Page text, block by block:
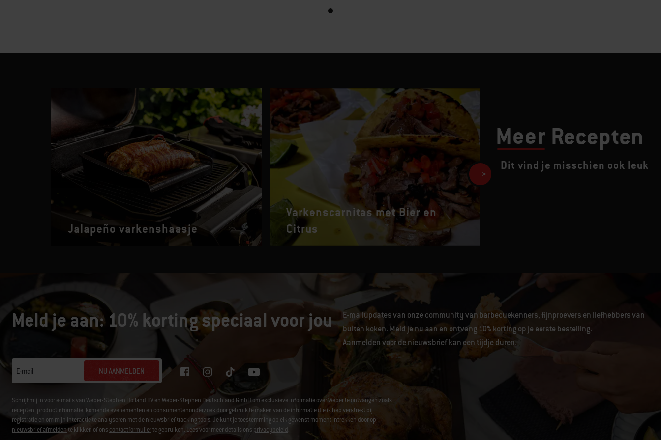
Meer Recepten
Dit vind je misschien ook leuk
Jalapeño varkenshaasje
Varkenscarnitas met Bier en
Citrus
Meld je aan: 10% korting speciaal voor jou
E-mailupdates van onze community van barbecuekenners, fijnproevers en liefhebbers van
buiten koken. Meld je nu aan en ontvang 10% korting op je eerste bestelling.
Aanmelden voor de nieuwsbrief kan een tijdje duren.
E-mail NU AANMELDEN
Schrijf mij in voor e-mails van Weber-Stephen Holland BV en Weber-Stephen Deutschland GmbH om exclusieve informatie over Weber te ontvangen zoals
recepten, productinformatie, komende evenementen en consumentenonderzoek door gebruik te maken van de informatie die ik heb verstrekt bij
registratie en om mijn interactie te analyseren met de nieuwsbrief tracking tools. Je kunt je toestemming op elk gewenst moment intrekken door op
nieuwsbrief afmeldente klikken of ons contactformulierte gebruiken. Lees voor meer details ons privacybeleid.